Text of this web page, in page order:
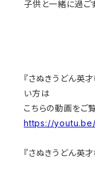
子供と一緒に過ご
『さぬきうどん英
い方は
こちらの動画をご
https://
『さぬきうどん英